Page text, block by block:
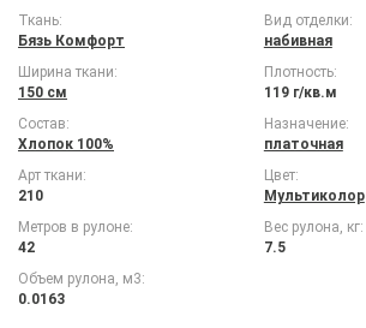
Ткань:
Бязь Комфорт
Вид отделки:
набивная
Ширина ткани:
150 см
Плотность:
119 г/кв.м
Состав:
Хлопок 100%
Назначение:
платочная
Арт ткани:
210
Цвет:
Мультиколор
Метров в рулоне:
42
Вес рулона, кг:
7.5
Объем рулона, м3:
0.0163